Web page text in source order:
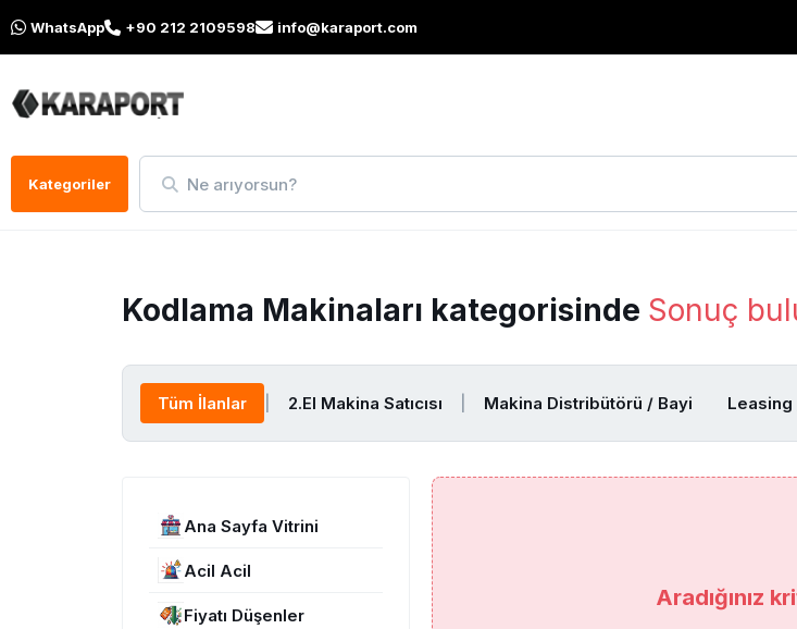
WhatsApp +90 212 2109598 info@karaport.com
Kategoriler Ne arıyorsun?
Kodlama Makinaları kategorisinde Sonuç
Tüm İlanlar 2.El Makina Satıcısı Makina Distribütörü / Bayi Leasing
Ana Sayfa Vitrini
Acil Acil
Fiyatı Düşenler
Aradığınız